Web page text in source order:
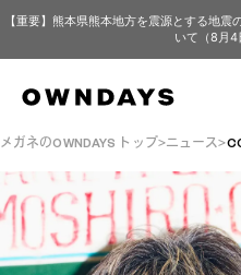
【重要】熊本県熊本地方を震源とする地
いて（8月4
メガネのOWNDAYS トップ ニュース